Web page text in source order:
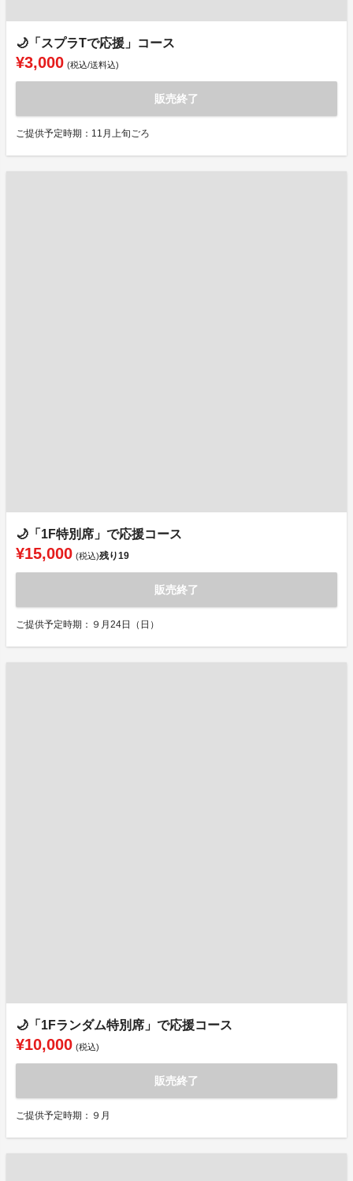
🌙「スプラTで応援」コース
¥3,000 (税込/送料込)
販売終了
ご提供予定時期：11月上旬ごろ
🌙「1F特別席」で応援コース
¥15,000 (税込)残り19
販売終了
ご提供予定時期：９月24日（日）
🌙「1Fランダム特別席」で応援コース
¥10,000 (税込)
販売終了
ご提供予定時期：９月